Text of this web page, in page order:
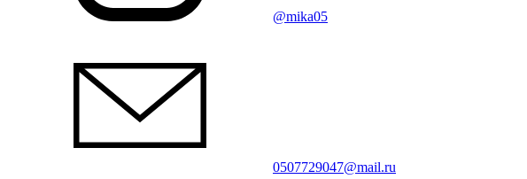
@mika05
0507729047@mail.ru